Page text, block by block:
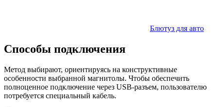
Блютуз для авто
Способы подключения
Метод выбирают, ориентируясь на конструктивные
особенности выбранной магнитолы. Чтобы обеспечить
полноценное подключение через USB-разъем, пользователю
потребуется специальный кабель.